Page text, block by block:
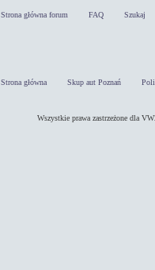
Strona główna forum FAQ Szukaj
Strona główna Skup aut Poznań
Wszystkie prawa zastrzeżone dla